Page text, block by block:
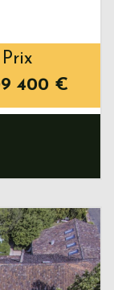
Prix
400 €